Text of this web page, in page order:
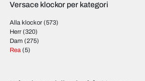
Versace klockor per kategori
Alla klockor (573)
Herr (320)
Dam (275)
Rea (5)